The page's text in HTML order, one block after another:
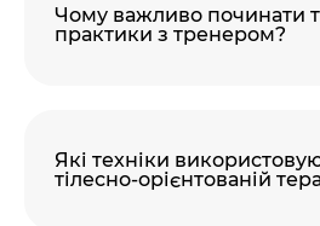
Чому важливо починати
практики з тренером?
Які техніки
тілесно-орієнтованій